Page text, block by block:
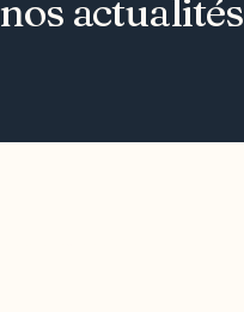
nos actualités